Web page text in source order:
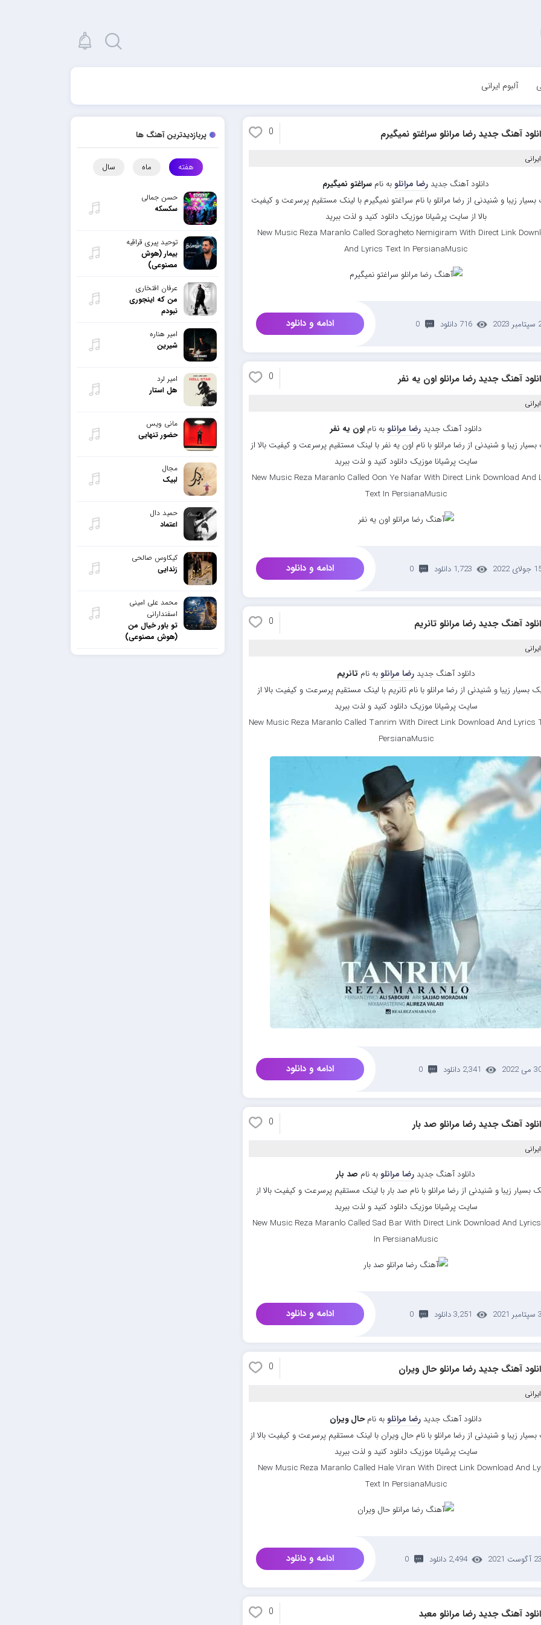
آلبوم ایرانی
آهنگ جدید رضا مرانلو سراغتو نمیگیرم 0
دانلود آهنگ جدید رضا مرانلو به نام سراغتو نمیگیرم
زیبا و شنیدنی از رضا مرانلو با نام سراغتو نمیگیرم با لینک مستقیم پرسرعت و کیفیت
بالا از سایت پرشیانا موزیک دانلود کنید و لذت ببرید
New Music Reza Maranlo Called Soragheto Nemigiram With Direct Link
And Lyrics Text In PersianaMusic
2023 716 دانلود 0 ادامه و دانلود
آهنگ جدید رضا مرانلو اون یه نفر 0
دانلود آهنگ جدیدرضا مرانلو به ناماون یه نفر
زیبا و شنیدنی از رضا مرانلو با نام اون یه نفر با لینک مستقیم پرسرعت و کیفیت بالا از
سایت پرشیانا موزیک دانلود کنید و لذت ببرید
New Music Reza Maranlo Called Oon Ye Nafar With Direct Link Download And
Text In PersianaMusic
2022 1,723 دانلود 0 ادامه و دانلود
آهنگ جدید رضا مرانلو تانریم 0
دانلود آهنگ جدیدرضا مرانلو به نام تانریم
بسیار زیبا و شنیدنی از رضا مرانلو با نام تانریم با لینک مستقیم پرسرعت و کیفیت بالا از
سایت پرشیانا موزیک دانلود کنید و لذت ببرید
New Music Reza Maranlo Called Tanrim With Direct Link Download And Lyrics
PersianaMusic
2022 2,341 دانلود 0 ادامه و دانلود
آهنگ جدید رضا مرانلو صد بار 0
دانلود آهنگ جدید رضا مرانلو به نام صد بار
بسیار زیبا و شنیدنی از رضا مرانلو با نام صد بار با لینک مستقیم پرسرعت و کیفیت بالا از
سایت پرشیانا موزیک دانلود کنید و لذت ببرید
New Music Reza Maranlo Called Sad Bar With Direct Link Download And
In PersianaMusic
3 سپتامبر 2021 3,251 دانلود 0 ادامه و دانلود
آهنگ جدید رضا مرانلو حال ویران 0
دانلود آهنگ جدید رضا مرانلو به نامحال ویران
زیبا و شنیدنی از رضا مرانلو با نام حال ویران با لینک مستقیم پرسرعت و کیفیت بالا از
سایت پرشیانا موزیک دانلود کنید و لذت ببرید
New Music Reza Maranlo Called Hale Viran With Direct Link Download And
Text In PersianaMusic
23 آگوست 2021 2,494 دانلود 0 ادامه و دانلود
آهنگ جدید رضا مرانلو معبد 0
پربازدیدترین آهنگ ها
هفته ماه سال
حسن جمالی
سکسکه
توحید پیری قراقیه
بیمار (هوش
مصنوعی)
عرفان افتخاری
من که اینجوری
نبودم
امیر هناره
شیرین
امیر لرد
هل استار
مانی ویس
حضور تنهایی
مجال
لبیک
حمید دال
اعتماد
کیکاوس صالحی
زندایی
محمد علی امینی
اسفندارانی
تو باور خیال من
(هوش مصنوعی)